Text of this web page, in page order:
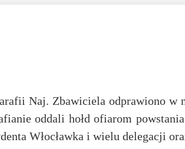
Naj. Zbawiciela odprawiono w
oddali hołd ofiarom
Włocławka i wielu delegacji